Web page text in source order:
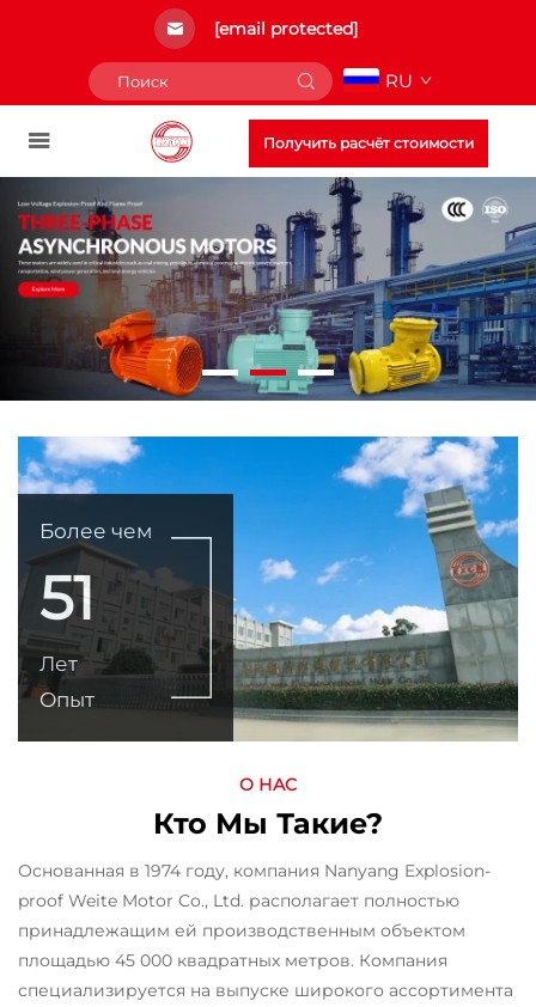
[email protected]
RU
Получить расчёт стоимости
Более чем
51
Лет
Опыт
О НАС
Кто Мы Такие?
Основанная в 1974 году, компания Nanyang Explosion-
proof Weite Motor Co., Ltd. располагает полностью
принадлежащим ей производственным объектом
площадью 45 000 квадратных метров. Компания
специализируется на выпуске широкого ассортимента